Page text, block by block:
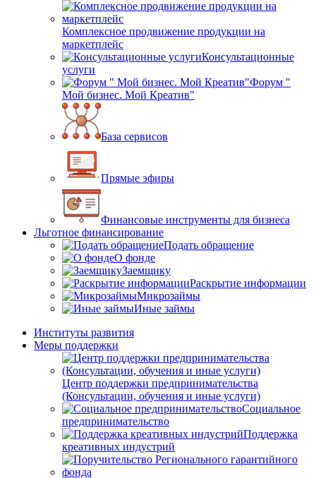
Комплексное продвижение продукции на
маркетплейс
Консультационные
услуги
Форум "
Мой бизнес. Мой Креатив"
База сервисов
Прямые эфиры
Финансовые инструменты для бизнеса
Льготное финансирование
Подать обращение
О фонде
Заемщику
Раскрытие информации
Микрозаймы
Иные займы
Институты развития
Меры поддержки
Центр поддержки предпринимательства
(Консультации, обучения и иные услуги)
Социальное
предпринимательство
Поддержка
креативных индустрий